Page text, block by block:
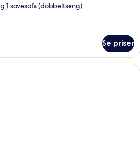
1 sovesofa (dobbeltseng)
Se priser